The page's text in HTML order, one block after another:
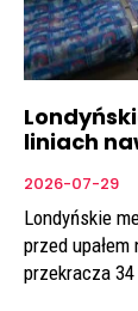
liniach
2026-07-29
Londyńskie
przed
przekracza